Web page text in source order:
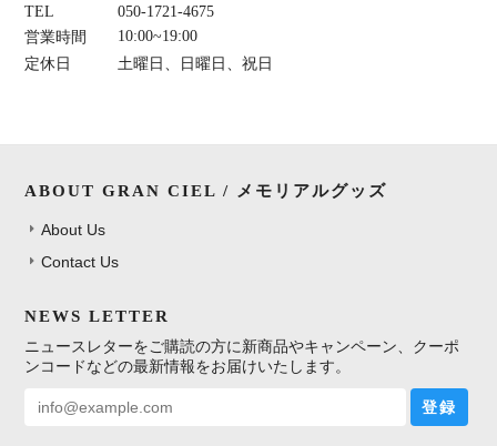
TEL
050-1721-4675
営業時間
10:00~19:00
定休日
土曜日、日曜日、祝日
ABOUT GRAN CIEL / メモリアルグッズ
About Us
Contact Us
NEWS LETTER
ニュースレターをご購読の方に新商品やキャンペーン、クーポ
ンコードなどの最新情報をお届けいたします。
登録